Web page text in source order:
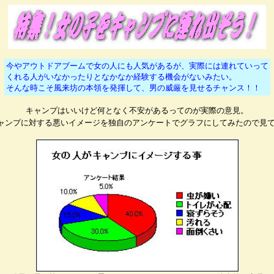
今やアウトドアブームで女の人にも人気があるが、実際には連れていって
くれる人がいなかったりとなかなか経験する機会がないみたい。
そんな時こそ風来坊の本領を発揮して、男の威厳を見せるチャンス！！
キャンプはいいけど何となく不安があるってのが実際の意見。
ンプに対する悪いイメージを独自のアンケートでグラフにしてみたので見